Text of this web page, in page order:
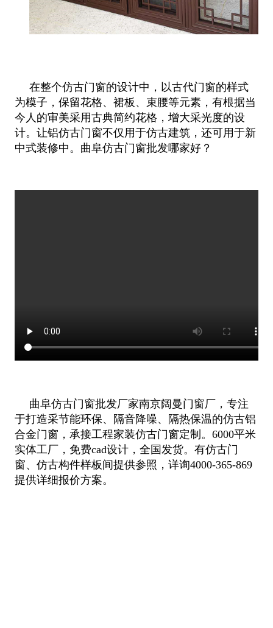
在整个仿古门窗的设计中，以古代门窗的样式
为模子，保留花格、裙板、束腰等元素，有根据当
今人的审美采用古典简约花格，增大采光度的设
计。让铝仿古门窗不仅用于仿古建筑，还可用于新
中式装修中。曲阜仿古门窗批发哪家好？
曲阜仿古门窗批发厂家南京阔曼门窗厂，专注
于打造采节能环保、隔音降噪、隔热保温的仿古铝
合金门窗，承接工程家装仿古门窗定制 。6000平米
实体工厂，免费cad设计，全国发货。有仿古门
窗、仿古构件样板间提供参照，详询4000-365-869
提供详细报价方案。